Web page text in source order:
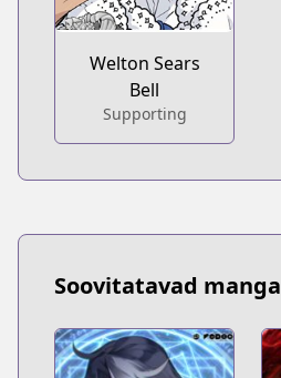
Welton Sears
Bell
Supporting
Soovitatavad manga